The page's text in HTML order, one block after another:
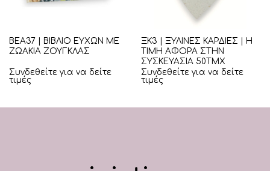
ΒΕΑ37 | ΒΙΒΛΙΟ ΕΥΧΩΝ ΜΕ
ΖΩΑΚΙΑ ΖΟΥΓΚΛΑΣ
Συνδεθείτε για να δείτε
τιμές
ΞΚ3 | ΞΥΛΙΝΕΣ ΚΑΡΔΙΕΣ | Η
ΤΙΜΗ ΑΦΟΡΑ ΣΤΗΝ
ΣΥΣΚΕΥΑΣΙΑ 50ΤΜΧ
Συνδεθείτε για να δείτε
τιμές